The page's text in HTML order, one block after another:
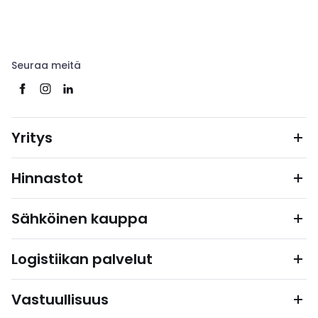
Seuraa meitä
Yritys
Hinnastot
Sähköinen kauppa
Logistiikan palvelut
Vastuullisuus